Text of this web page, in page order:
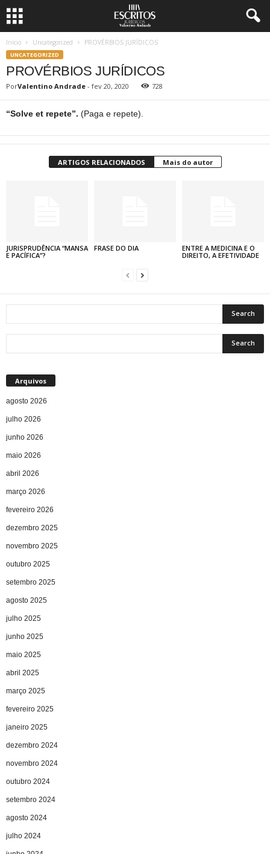
Início Uncategorized PROVÉRBIOS JURÍDICOS
UNCATEGORIZED
PROVÉRBIOS JURÍDICOS
PorValentino Andrade - fev 20, 2020 728
“Solve et repete”. (Paga e repete).
ARTIGOS RELACIONADOS Mais do autor
JURISPRUDÊNCIA “MANSA
E PACÍFICA”?
FRASE DO DIA
ENTRE A MEDICINA E O
DIREITO, A EFETIVIDADE
Arquivos
agosto 2026
julho 2026
junho 2026
maio 2026
abril 2026
março 2026
fevereiro 2026
dezembro 2025
novembro 2025
outubro 2025
setembro 2025
agosto 2025
julho 2025
junho 2025
maio 2025
abril 2025
março 2025
fevereiro 2025
janeiro 2025
dezembro 2024
novembro 2024
outubro 2024
setembro 2024
agosto 2024
julho 2024